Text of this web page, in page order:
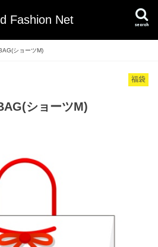
Fashion Net search
ショーツM)
福袋
ショーツM)